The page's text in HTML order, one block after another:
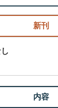
新刊
内容